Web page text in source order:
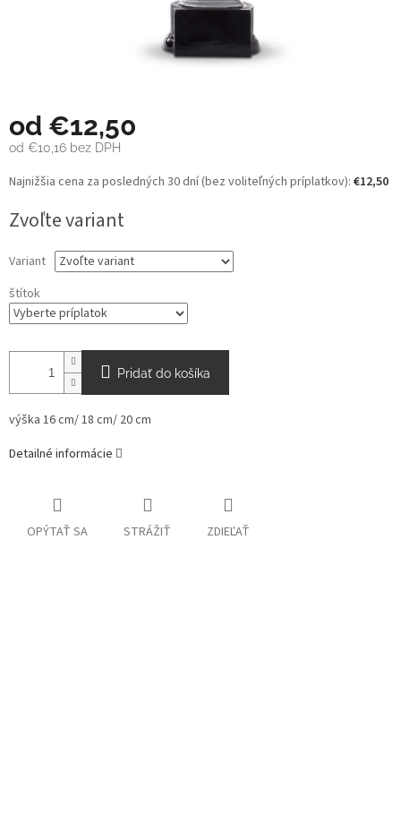
od €12,50
od €10,16 bez DPH
Jednotková
cena:
Najnižšia cena za posledných 30 dní (bez voliteľných príplatkov): €12,50
Zvoľte variant
Variant
štítok
Pridať do košíka
výška 16 cm/ 18 cm/ 20 cm
Detailné informácie
OPÝTAŤ SA STRÁŽIŤ ZDIEĽAŤ